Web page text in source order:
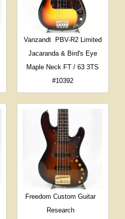
Vanzandt
PBV-R2 Limited
Jacaranda & Bird's Eye
Maple Neck FT / 63 3TS
#10392
Freedom Custom Guitar
Research